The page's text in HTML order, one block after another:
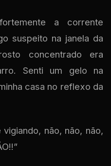
a corrente
suspeito na janela da
concentrado era
Senti um gelo na
casa no reflexo da
não, não, não,